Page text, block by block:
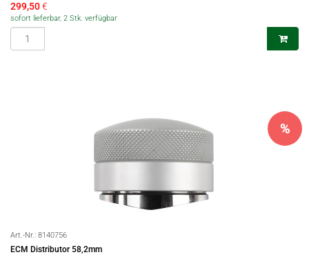
299,50€
sofort lieferbar, 2 Stk. verfügbar
Art.-Nr.: 8140756
ECM Distributor 58,2mm
%